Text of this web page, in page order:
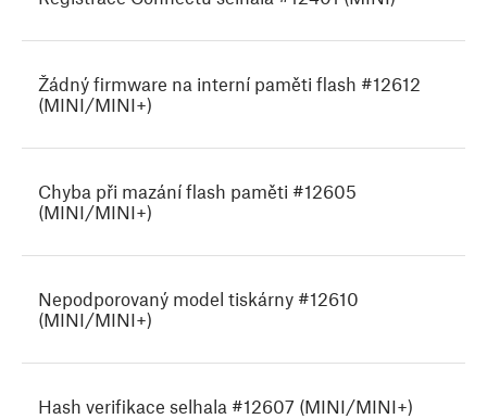
Žádný firmware na interní paměti flash #12612
(MINI/MINI+)
Chyba při mazání flash paměti #12605
(MINI/MINI+)
Nepodporovaný model tiskárny #12610
(MINI/MINI+)
Hash verifikace selhala #12607 (MINI/MINI+)